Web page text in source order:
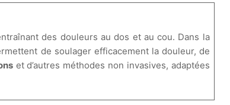
des douleurs au dos et au cou. Dans la
de soulager efficacement la douleur, de
et d’autres méthodes non invasives, adaptées